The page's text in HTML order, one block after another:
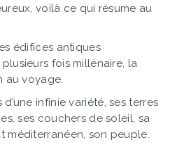
voilà ce qui résume au
édifices antiques
fois millénaire, la
au voyage.
infinie variété, ses terres
ses couchers de soleil, sa
méditerranéen, son peuple.